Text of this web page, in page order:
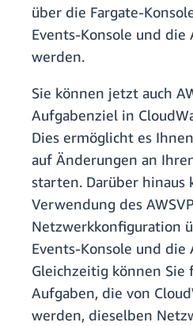
über die Fargate-
Events-Konsole und die
werden.
Sie können jetzt auch
Aufgabenziel in
Dies ermöglicht es
auf Änderungen an
starten. Darüber hinaus
Verwendung des
Netzwerkkonfiguration
Events-Konsole und die
Gleichzeitig können Sie
Aufgaben, die von
werden, dieselben